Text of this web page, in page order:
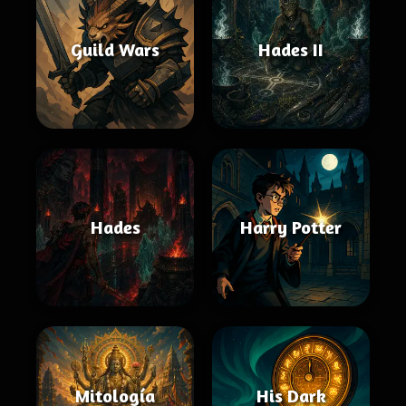
Guild Wars Hades II
Hades Harry Potter
Mitología
His Dark